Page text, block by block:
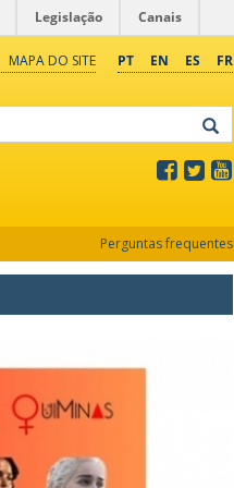
Legislação Canais
PT EN ES FR
MAPA DO SITE
Perguntas frequentes